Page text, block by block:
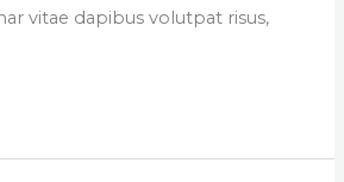
vitae dapibus volutpat risus,